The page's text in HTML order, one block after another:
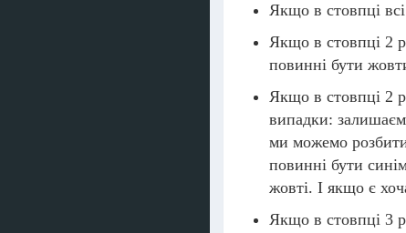
Якщо в стовпці
Якщо в стовпці 2
повинні бути
Якщо в стовпці 2
випадки:
ми можемо
повинні бути
жовті. І якщо є
Якщо в стовпці 3